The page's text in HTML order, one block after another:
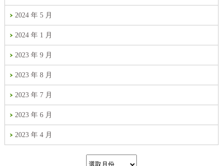
2024 年 5 月
2024 年 1 月
2023 年 9 月
2023 年 8 月
2023 年 7 月
2023 年 6 月
2023 年 4 月